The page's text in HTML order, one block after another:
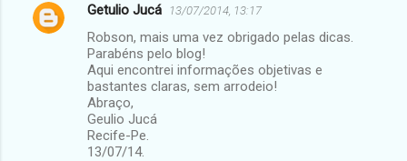
Getulio Jucá 13/07/2014, 13:17
Robson, mais uma vez obrigado pelas dicas.
Parabéns pelo blog!
Aqui encontrei informações objetivas e
bastantes claras, sem arrodeio!
Abraço,
Geulio Jucá
Recife-Pe.
13/07/14.